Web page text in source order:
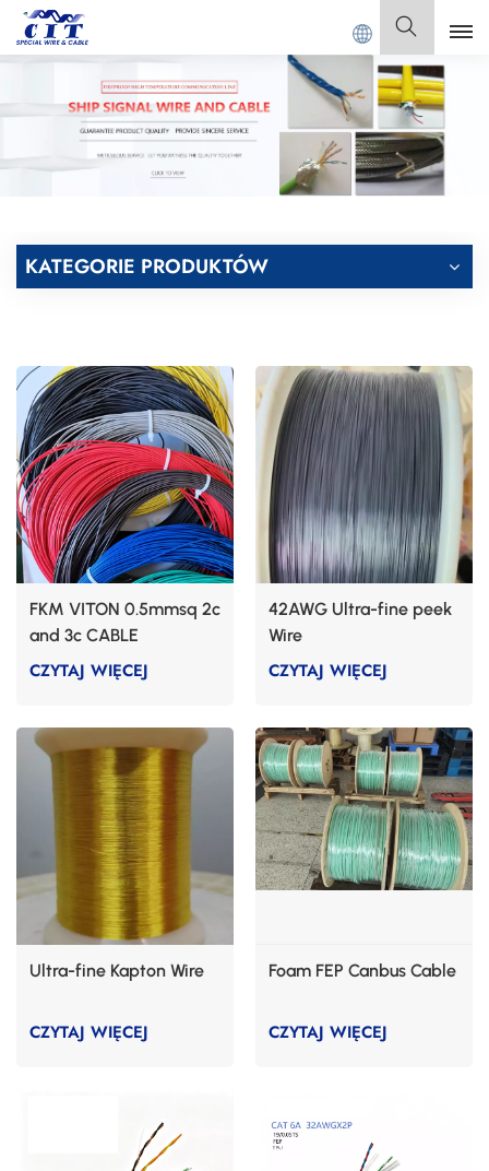
CABLE Co., Ltd . Polski
English
Français
Italiano
Español
KATEGORIE PRODUKTÓW
FKM VITON 0.5mmsq 2c
and 3c CABLE
CZYTAJ WIĘCEJ
42AWG Ultra-fine peek
Wire
CZYTAJ WIĘCEJ
Ultra-fine Kapton Wire
CZYTAJ WIĘCEJ
Foam FEP Canbus Cable
CZYTAJ WIĘCEJ